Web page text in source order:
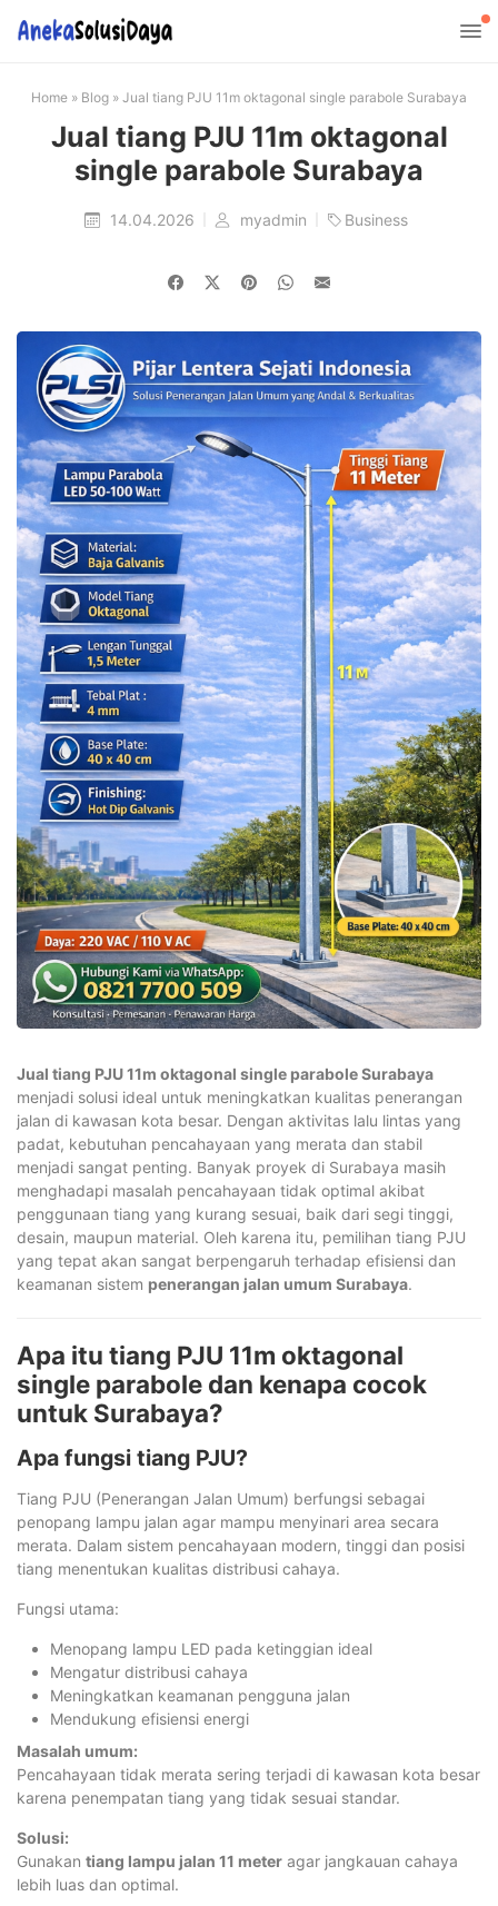
Home » Blog » Jual tiang PJU 11m oktagonal single parabole Surabaya
Jual tiang PJU 11m oktagonal
single parabole Surabaya
14.04.2026 myadmin Business
Jual tiang PJU 11m oktagonal single parabole Surabaya
menjadi solusi ideal untuk meningkatkan kualitas penerangan
jalan di kawasan kota besar. Dengan aktivitas lalu lintas yang
padat, kebutuhan pencahayaan yang merata dan stabil
menjadi sangat penting. Banyak proyek di Surabaya masih
menghadapi masalah pencahayaan tidak optimal akibat
penggunaan tiang yang kurang sesuai, baik dari segi tinggi,
desain, maupun material. Oleh karena itu, pemilihan tiang PJU
yang tepat akan sangat berpengaruh terhadap efisiensi dan
keamanan sistem penerangan jalan umum Surabaya.
Apa itu tiang PJU 11m oktagonal
single parabole dan kenapa cocok
untuk Surabaya?
Apa fungsi tiang PJU?
Tiang PJU (Penerangan Jalan Umum) berfungsi sebagai
penopang lampu jalan agar mampu menyinari area secara
merata. Dalam sistem pencahayaan modern, tinggi dan posisi
tiang menentukan kualitas distribusi cahaya.
Fungsi utama:
Menopang lampu LED pada ketinggian ideal
Mengatur distribusi cahaya
Meningkatkan keamanan pengguna jalan
Mendukung efisiensi energi
Masalah umum:
Pencahayaan tidak merata sering terjadi di kawasan kota besar
karena penempatan tiang yang tidak sesuai standar.
Solusi:
Gunakan tiang lampu jalan 11 meter agar jangkauan cahaya
lebih luas dan optimal.